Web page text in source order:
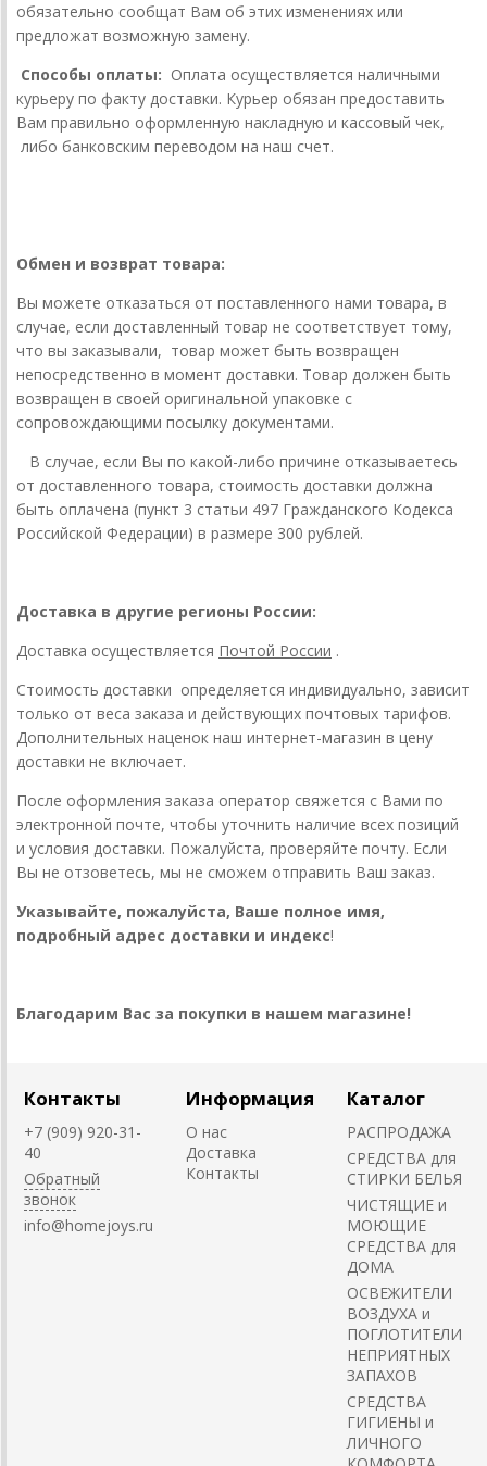
обязательно сообщат Вам об этих изменениях или
предложат возможную замену.
Способы оплаты: Оплата осуществляется наличными
курьеру по факту доставки. Курьер обязан предоставить
Вам правильно оформленную накладную и кассовый чек,
либо банковским переводом на наш счет.
Обмен и возврат товара:
Вы можете отказаться от поставленного нами товара, в
случае, если доставленный товар не соответствует тому,
что вы заказывали, товар может быть возвращен
непосредственно в момент доставки. Товар должен быть
возвращен в своей оригинальной упаковке с
сопровождающими посылку документами.
В случае, если Вы по какой-либо причине отказываетесь
от доставленного товара, стоимость доставки должна
быть оплачена (пункт 3 статьи 497 Гражданского Кодекса
Российской Федерации) в размере 300 рублей.
Доставка в другие регионы России:
Доставка осуществляется Почтой России .
Стоимость доставки определяется индивидуально, зависит
только от веса заказа и действующих почтовых тарифов.
Дополнительных наценок наш интернет-магазин в цену
доставки не включает.
После оформления заказа оператор свяжется с Вами по
электронной почте, чтобы уточнить наличие всех позиций
и условия доставки. Пожалуйста, проверяйте почту. Если
Вы не отзоветесь, мы не сможем отправить Ваш заказ.
Указывайте, пожалуйста, Ваше полное имя,
подробный адрес доставки и индекс!
Благодарим Вас за покупки в нашем магазине!
Контакты
+7 (909) 920-31-
40
Обратный
звонок
info@homejoys.ru
Информация
О нас
Доставка
Контакты
Каталог
РАСПРОДАЖА
СРЕДСТВА для
СТИРКИ БЕЛЬЯ
ЧИСТЯЩИЕ и
МОЮЩИЕ
СРЕДСТВА для
ДОМА
ОСВЕЖИТЕЛИ
ВОЗДУХА и
ПОГЛОТИТЕЛИ
НЕПРИЯТНЫХ
ЗАПАХОВ
СРЕДСТВА
ГИГИЕНЫ и
ЛИЧНОГО